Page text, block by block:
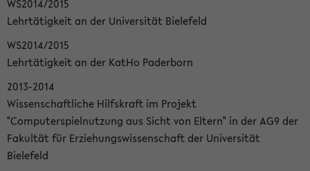
WS2014/2015
Lehrtätigkeit an der Universität Bielefeld
WS2014/2015
Lehrtätigkeit an der KatHo Paderborn
2013-2014
Wissenschaftliche Hilfskraft im Projekt
"Computerspielnutzung aus Sicht von Eltern" in der AG9 der
Fakultät für Erziehungswissenschaft der Universität
Bielefeld